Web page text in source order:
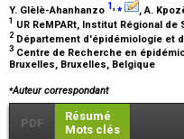
Y. Glèlè-Ahanhanzo 1,⁎ , A.
1 UR ReMPARt, Institut Régional
2 Département d'épidémiologie et
3 Centre de Recherche en
Bruxelles, Bruxelles, Belgique
⁎Auteur correspondant
PDF
Résumé
Mots clés